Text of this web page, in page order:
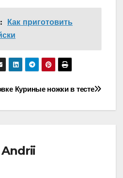
Как приготовить
Куриные ножки в тесте
Andrii